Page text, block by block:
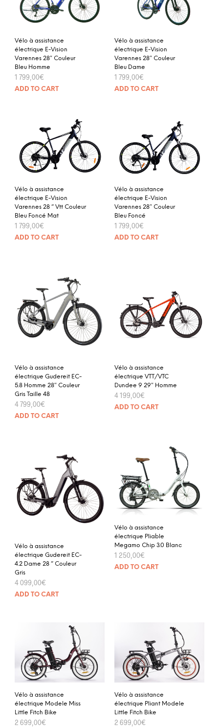
Vélo à assistance
électrique E-Vision
Varennes 28″ Couleur
Bleu Homme
1 799,00€
ADD TO CART
Vélo à assistance
électrique E-Vision
Varennes 28″ Couleur
Bleu Dame
1 799,00€
ADD TO CART
Vélo à assistance
électrique E-Vision
Varennes 28 ” Vtt Couleur
Bleu Foncé Mat
1 799,00€
ADD TO CART
Vélo à assistance
électrique E-Vision
Varennes 28″ Couleur
Bleu Foncé
1 799,00€
ADD TO CART
Vélo à assistance
électrique Gudereit EC-
5.8 Homme 28″ Couleur
Gris Taille 48
4 799,00€
ADD TO CART
Vélo à assistance
électrique VTT/VTC
Dundee 9 29″ Homme
4 199,00€
ADD TO CART
Vélo à assistance
électrique Gudereit EC-
4.2 Dame 28 ” Couleur
Gris
4 099,00€
ADD TO CART
Vélo à assistance
électrique Pliable
Megamo Chip 3.0 Blanc
1 250,00€
ADD TO CART
Vélo à assistance
électrique Modele Miss
Little Fitch Bike
2 699,00€
Vélo à assistance
électrique Pliant Modele
Little Fitch Bike
2 699,00€